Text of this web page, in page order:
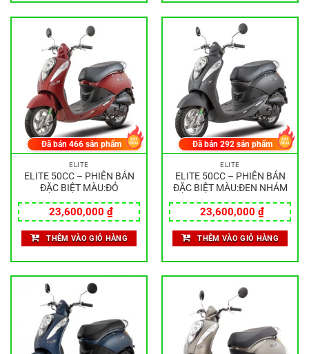
ELITE
ELITE 50CC – PHIÊN BẢN
ĐẶC BIỆT MÀU:ĐỎ
23,600,000 ₫
Đã bán466 sản phẩm
THÊM VÀO GIỎ HÀNG
ELITE
ELITE 50CC – PHIÊN BẢN
ĐẶC BIỆT MÀU:ĐEN NHÁM
23,600,000 ₫
Đã bán292 sản phẩm
THÊM VÀO GIỎ HÀNG